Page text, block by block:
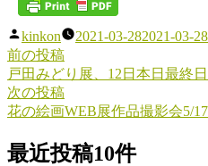
投
稿
者:
kinkon 2021-03-282021-03-28
投
稿
ナ
ビ
前の投稿前
の
投
稿:
戸田みどり展、12日本日最終日
次の投稿次
の
稿:
花の絵画WEB展作品撮影会5/
最近投稿10件